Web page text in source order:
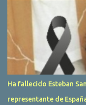
r
s
Ha fallecido Esteban
representante de